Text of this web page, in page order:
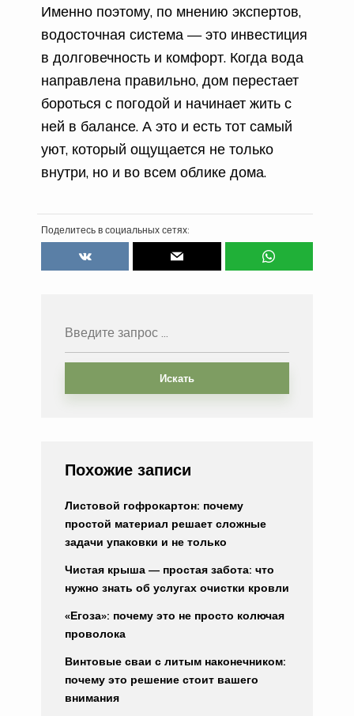
Именно поэтому, по мнению экспертов,
водосточная система — это инвестиция
в долговечность и комфорт. Когда вода
направлена правильно, дом перестает
бороться с погодой и начинает жить с
ней в балансе. А это и есть тот самый
уют, который ощущается не только
внутри, но и во всем облике дома.
Поделитесь в социальных сетях:
Искать
Похожие записи
Листовой гофрокартон: почему
простой материал решает сложные
задачи упаковки и не только
Чистая крыша — простая забота: что
нужно знать об услугах очистки кровли
«Егоза»: почему это не просто колючая
проволока
Винтовые сваи с литым наконечником:
почему это решение стоит вашего
внимания